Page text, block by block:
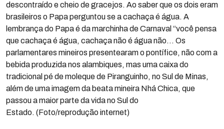
descontraído e cheio de gracejos. Ao saber que os dois eram
brasileiros o Papa perguntou se a cachaça é água. A
lembrança do Papa é da marchinha de Carnaval “você pensa
que cachaça é água, cachaça não é água não… Os
parlamentares mineiros presentearam o pontífice, não com a
bebida produzida nos alambiques, mas uma caixa do
tradicional pé de moleque de Piranguinho, no Sul de Minas,
além de uma imagem da beata mineira Nhá Chica, que
passou a maior parte da vida no Sul do
Estado. (Foto/reprodução internet)